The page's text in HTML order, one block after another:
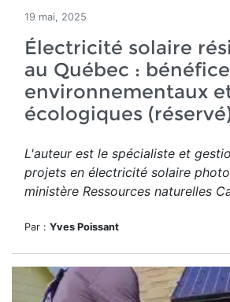
19 mai, 2025
Électricité solaire
au Québec :
environnementaux
écologiques
L'auteur est le spécialiste et
projets en électricité solaire
ministère Ressources naturelles
Par : Yves Poissant